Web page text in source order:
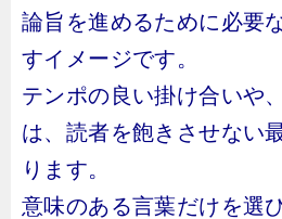
論旨を進めるために必要
すイメージです。
テンポの良い掛け合いや
は、読者を飽きさせない
ります。
意味のある言葉だけを選